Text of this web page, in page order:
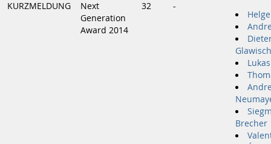
KURZMELDUNG
Next
Generation
Award 2014
32 -
Brecher